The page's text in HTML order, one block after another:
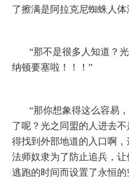
了擦满是阿拉克尼蜘蛛人体
“那不是很多人知道？
纳顿要塞啦！！！”
“那你想象得这么容易
了呢？光之同盟的人进去
得找到外部地道的入口啊
法师奴隶为了防止追兵，
逃跑的时间而设置了永恒